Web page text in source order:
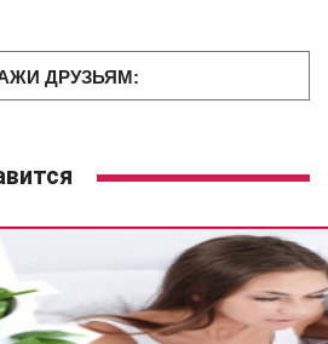
ДРУЗЬЯМ: